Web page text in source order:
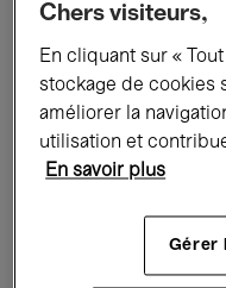
Expositions
Rencontres &
Musique
Chers visiteurs,
En cliquant sur «
stockage de cookies
améliorer la
utilisation et
En savoir plus
Gérer